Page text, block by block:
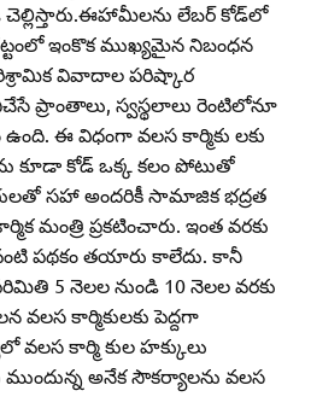
చెల్లిస్తారు.ఈహామీలను లేబర్‌ కోడ్‌లో
ఇంకొక ముఖ్యమైన నిబంధన
వివాదాల పరిష్కార
ప్రాంతాలు, స్వస్థలాలు రెంటిలోనూ
ఈ విధంగా వలస కార్మికు లకు
కూడా కోడ్‌ ఒక్క కలం పోటుతో
సహా అందరికీ సామాజిక భద్రత
మంత్రి ప్రకటించారు. ఇంత వరకు
పథకం తయారు కాలేదు. కానీ
5 నెలల నుండి 10 నెలల వరకు
వలస కార్మికులకు పెద్దగా
వలస కార్మి కుల హక్కులు
అనేక సౌకర్యాలను వలస